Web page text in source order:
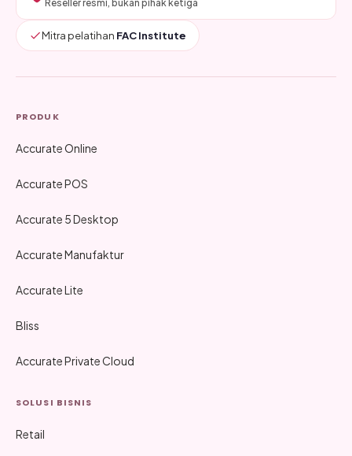
Reseller resmi, bukan pihak ketiga
Mitra pelatihan FAC Institute
PRODUK
Accurate Online
Accurate POS
Accurate 5 Desktop
Accurate Manufaktur
Accurate Lite
Bliss
Accurate Private Cloud
SOLUSI BISNIS
Retail